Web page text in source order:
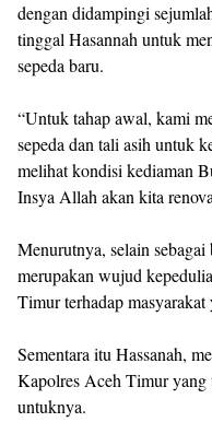
dengan didampingi
tinggal Hasannah untuk
sepeda baru.
“Untuk tahap awal, kami
sepeda dan tali asih untuk
melihat kondisi kediaman
Insya Allah akan kita
Menurutnya, selain
merupakan wujud
Timur terhadap
Sementara itu Hassanah,
Kapolres Aceh Timur yang
untuknya.